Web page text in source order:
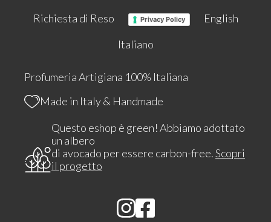
Richiesta di Reso
Privacy Policy
English
Italiano
Profumeria Artigiana 100% Italiana
Made in Italy & Handmade
Questo eshop è green! Abbiamo adottato
un albero
di avocado per essere carbon-free.Scopri
il progetto